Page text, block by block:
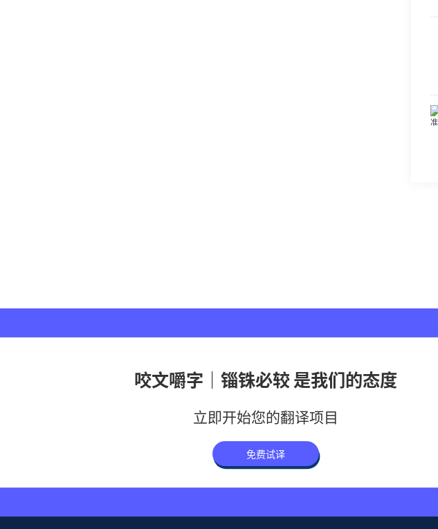
咬文嚼字｜锱铢必较 是我们的态度
立即开始您的翻译项目
免费试译